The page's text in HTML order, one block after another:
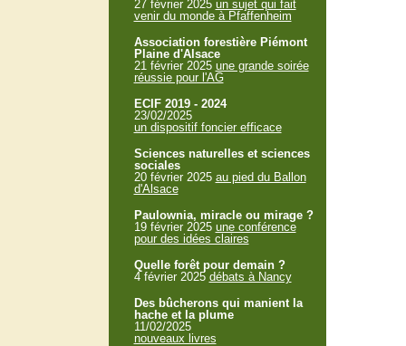
27 février 2025 un sujet qui fait
venir du monde à Pfaffenheim
Association forestière Piémont
Plaine d'Alsace
21 février 2025 une grande soirée
réussie pour l'AG
ECIF 2019 - 2024
23/02/2025
un dispositif foncier efficace
Sciences naturelles et sciences
sociales
20 février 2025 au pied du Ballon
d'Alsace
Paulownia, miracle ou mirage ?
19 février 2025 une conférence
pour des idées claires
Quelle forêt pour demain ?
4 février 2025 débats à Nancy
Des bûcherons qui manient la
hache et la plume
11/02/2025
nouveaux livres